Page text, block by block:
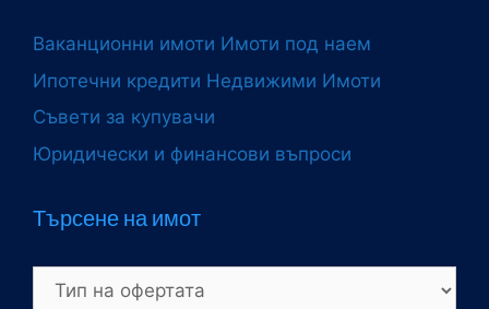
Ваканционни имоти Имоти под наем
Ипотечни кредити Недвижими Имоти
Съвети за купувачи
Юридически и финансови въпроси
Търсене на имот